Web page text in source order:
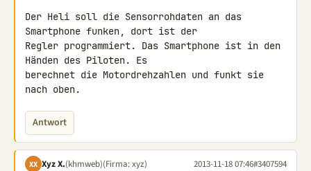
Der Heli soll die Sensorrohdaten an das
Smartphone funken, dort ist der
Regler programmiert. Das Smartphone ist in den
Händen des Piloten. Es
berechnet die Motordrehzahlen und funkt sie
nach oben.
Antwort
XX Xyz X.(khmweb)(Firma: xyz) 2013-11-18 07:46#3407594